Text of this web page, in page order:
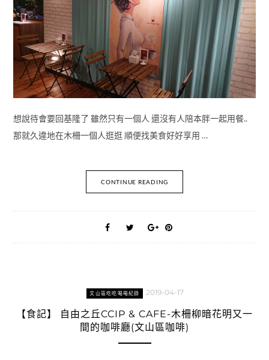
想說待會要回基隆了 雖然只有一個人 還沒有人陪本胖一起用餐..
那就久違地在木柵一個人逛逛 順便找美食好好享用 …
CONTINUE READING
文山區吃吃喝喝紀錄 2019-04-17
【食記】 自由之丘CCIP & CAFE-木柵柳暗花明又一
間的咖啡廳(文山區咖啡)